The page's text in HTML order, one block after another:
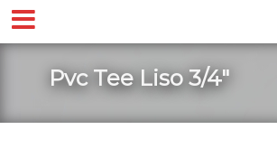
Pvc Tee Liso 3/4″